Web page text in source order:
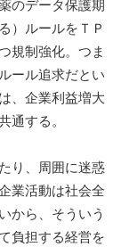
のデータ保護期
）ルールをＴＰ
規制強化。つま
ール追求だとい
、企業利益増大
通する。
り、周囲に迷惑
業活動は社会全
から、そういう
負担する経営を